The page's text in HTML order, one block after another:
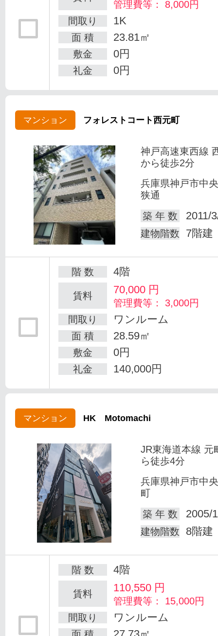
管理費等： 8,000円
間取り
1K
面 積 23.81㎡
敷金 0円
礼金 0円
マンション フォレストコート西元町
神戸高速東西線
から徒歩2分
兵庫県神戸市中
狭通
築 年 数
2011/
建物階数 7階建
階 数 4階
賃料 70,000 円
管理費等： 3,000円
間取り
ワンルーム
面 積 28.59㎡
敷金 0円
礼金 140,000円
マンション HK Motomachi
JR東海道本線 元
ら徒歩4分
兵庫県神戸市中
町
築 年 数
2005/
建物階数 8階建
階 数 4階
賃料 110,550 円
管理費等： 15,000円
間取り
ワンルーム